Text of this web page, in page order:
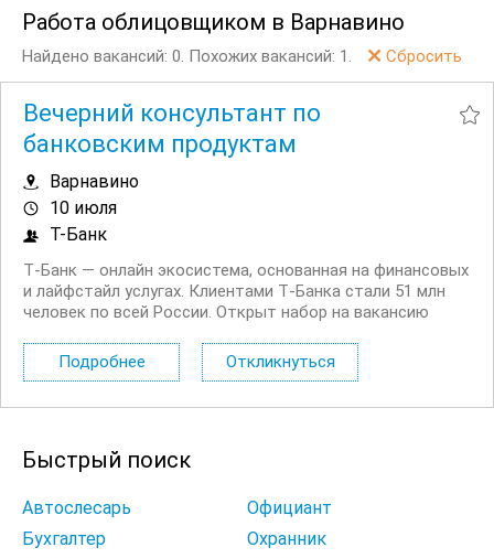
Работа облицовщиком в Варнавино
Найдено вакансий: 0. Похожих вакансий: 1. Сбросить
Вечерний консультант по
банковским продуктам
Варнавино
10 июля
Т-Банк
Т‑Банк — онлайн экосистема, основанная на финансовых
и лайфстайл услугах. Клиентами Т‑Банка стали 51 млн
человек по всей России. Открыт набор на вакансию
будете делать: Консультировать клиентов по
депозитным продуктам на входящих звонках...
Подробнее Откликнуться
Быстрый поиск
Автослесарь
Официант
Бухгалтер
Охранник